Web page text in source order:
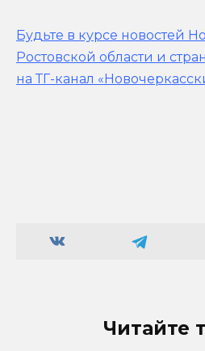
Будьте в курсе новостей
Ростовской области и
на ТГ-канал
Читайте